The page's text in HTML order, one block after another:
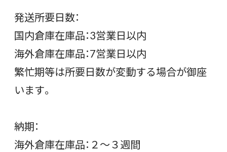
発送所要日数：
国内倉庫在庫品：3営業日以内
海外倉庫在庫品：7営業日以内
繁忙期等は所要日数が変動する場合が御座
います。
納期：
海外倉庫在庫品：２〜３週間